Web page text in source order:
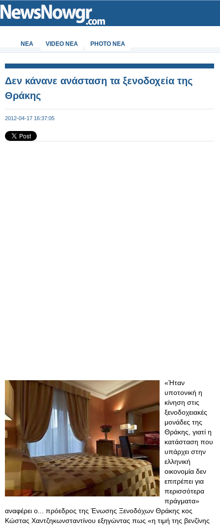
ΝΕΑ VIDEO NEA PHOTO NEA
Δεν κάνανε ανάσταση τα ξενοδοχεία της
Θράκης
2012-04-17 16:37:05
«Ήταν
υποτονική η
κίνηση στις
ξενοδοχειακές
μονάδες της
Θράκης, γιατί η
κατάσταση που
υπάρχει στην
ελληνική
οικονομία δεν
επιτρέπει για
περισσότερα
πράγματα»
αναφέρει ο... πρόεδρος της Ένωσης Ξενοδόχων Θράκης κος
Κώστας Χαντζηκωνσταντίνου εξηγώντας πως «η τιμή της βενζίνης